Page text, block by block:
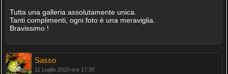
Tutta una galleria assolutamente unica.
Tanti complimenti, ogni foto è una meraviglia.
Bravissimo !
Sasso
11 Luglio 2020 ore 17:30